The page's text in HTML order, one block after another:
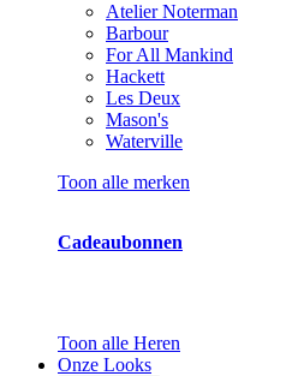
Atelier Noterman
Barbour
For All Mankind
Hackett
Les Deux
Mason's
Waterville
Toon alle merken
Cadeaubonnen
Toon alle Heren
Onze Looks